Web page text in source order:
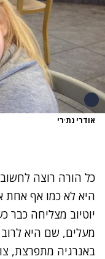
אודרי נת׳רי
כל הורה רוצה
היא לא כמו אף אחת
יוטיוב מצליחה כבר
מעלים, שם היא לרוב
באנרגיה מתפרצת,